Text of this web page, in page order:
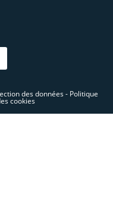
des données - Politique
cookies